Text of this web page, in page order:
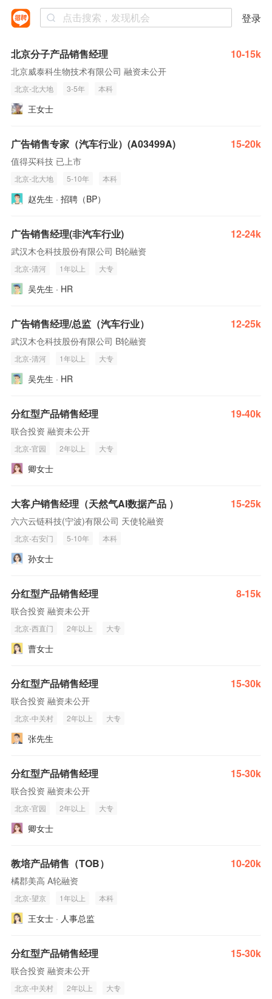
登录
北京分子产品销售经理 10-15k
北京威泰科生物技术有限公司 融资未公开
北京-北大地 3-5年 本科
王女士
广告销售专家（汽车行业）(A03499A) 15-20k
值得买科技 已上市
北京-北大地 5-10年 本科
赵先生 · 招聘（BP）
广告销售经理(非汽车行业) 12-24k
武汉木仓科技股份有限公司 B轮融资
北京-清河 1年以上 大专
吴先生 · HR
广告销售经理/总监（汽车行业） 12-25k
武汉木仓科技股份有限公司 B轮融资
北京-清河 1年以上 大专
吴先生 · HR
分红型产品销售经理 19-40k
联合投资 融资未公开
北京-官园 2年以上 大专
卿女士
大客户销售经理（天然气AI数据产品 ） 15-25k
六六云链科技(宁波)有限公司 天使轮融资
北京-右安门 5-10年 本科
孙女士
分红型产品销售经理 8-15k
联合投资 融资未公开
北京-西直门 2年以上 大专
曹女士
分红型产品销售经理 15-30k
联合投资 融资未公开
北京-中关村 2年以上 大专
张先生
分红型产品销售经理 15-30k
联合投资 融资未公开
北京-官园 2年以上 大专
卿女士
教培产品销售（TOB） 10-20k
橘郡美高 A轮融资
北京-望京 1年以上 本科
王女士 · 人事总监
分红型产品销售经理 15-30k
联合投资 融资未公开
北京-中关村 2年以上 大专